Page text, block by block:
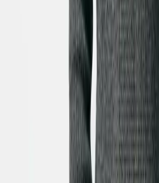
Cinematic Videos
AI Short Drama Generator
AI Cartoon Video Generator
Anime Video Generator
AI Animation Video Generator
2D Animation Maker
Faceless AI Video Generator
Voiceover to Video AI
AI Animation Generator from Image
ChatGPT Video Generator
POV Video Generator
Veo3 AI Video Generator
Sora 2 AI Video Generator Online
Street Interview Video Generator